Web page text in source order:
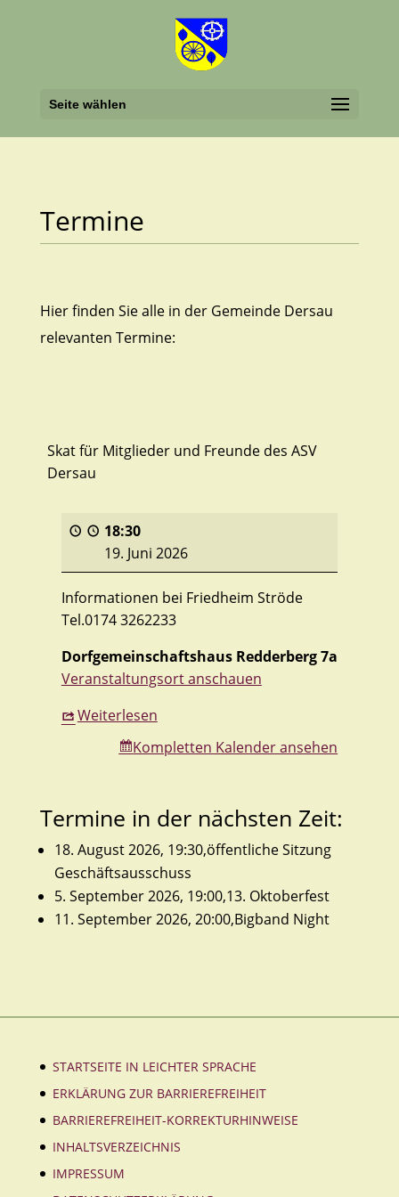
Seite wählen
Termine
Hier finden Sie alle in der Gemeinde Dersau
relevanten Termine:
Skat für Mitglieder und Freunde des ASV
Dersau
18:30
19. Juni 2026
Informationen bei Friedheim Ströde
Tel.0174 3262233
Dorfgemeinschaftshaus Redderberg 7a
Veranstaltungsort anschauen
Weiterlesen
Kompletten Kalender ansehen
Termine in der nächsten Zeit:
18. August 2026, 19:30,öffentliche Sitzung
Geschäftsausschuss
5. September 2026, 19:00,13. Oktoberfest
11. September 2026, 20:00,Bigband Night
STARTSEITE IN LEICHTER SPRACHE
ERKLÄRUNG ZUR BARRIEREFREIHEIT
BARRIEREFREIHEIT-KORREKTURHINWEISE
INHALTSVERZEICHNIS
IMPRESSUM